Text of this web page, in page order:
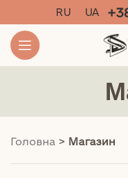
RU UA
Головна > Магазин